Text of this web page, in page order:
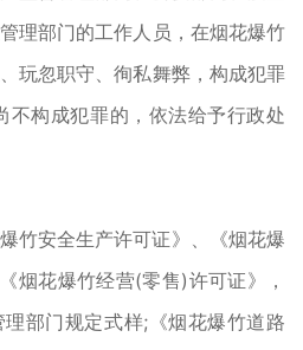
理部门的工作人员，在烟花爆竹
玩忽职守、徇私舞弊，构成犯罪
不构成犯罪的，依法给予行政处
竹安全生产许可证》、《烟花爆
烟花爆竹经营(零售)许可证》，
部门规定式样;《烟花爆竹道路